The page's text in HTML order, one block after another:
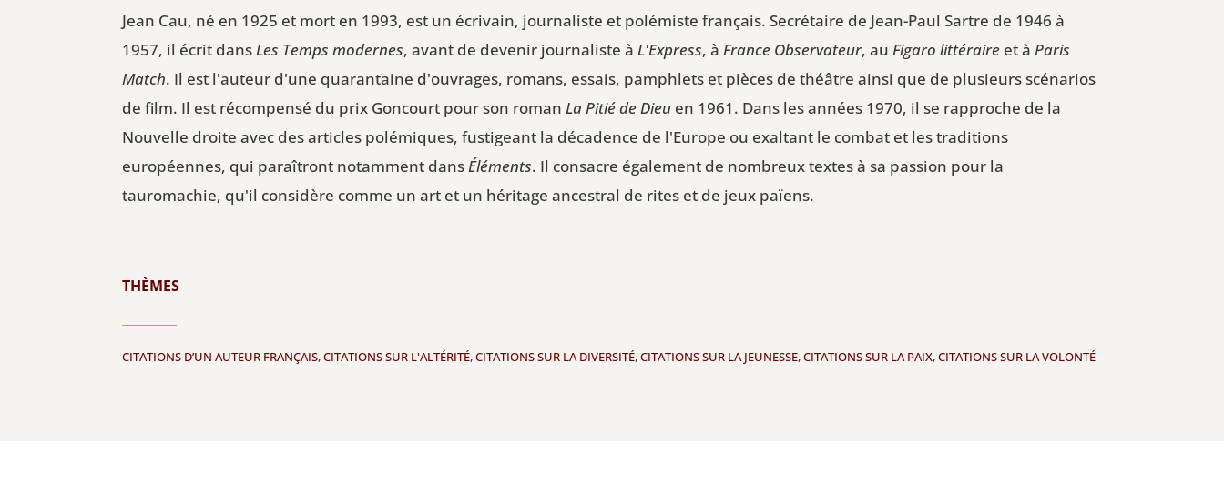
Jean Cau, né en 1925 et mort en 1993, est un écrivain, journaliste et polémiste français. Secrétaire de Jean-Paul Sartre de 1946 à
1957, il écrit dansLes Temps modernes, avant de devenir journaliste àL'Express, àFrance Observateur, auFigaro littéraire et àParis
Match. Il est l'auteur d'une quarantaine d'ouvrages, romans, essais, pamphlets et pièces de théâtre ainsi que de plusieurs scénarios
de film. Il est récompensé du prix Goncourt pour son romanLa Pitié de Dieu en 1961. Dans les années 1970, il se rapproche de la
Nouvelle droite avec des articles polémiques, fustigeant la décadence de l'Europe ou exaltant le combat et les traditions
européennes, qui paraîtront notamment dansÉléments. Il consacre également de nombreux textes à sa passion pour la
tauromachie, qu'il considère comme un art et un héritage ancestral de rites et de jeux païens.
THÈMES
CITATIONS D’UN AUTEUR FRANÇAIS,CITATIONS SUR L'ALTÉRITÉ,CITATIONS SUR LA DIVERSITÉ,CITATIONS SUR LA JEUNESSE,CITATIONS SUR LA PAIX,CITATIONS SUR LA VOLONTÉ